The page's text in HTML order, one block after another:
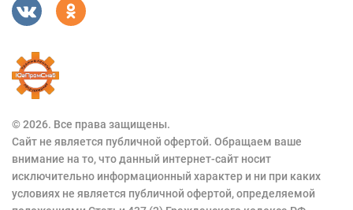
© 2026. Все права защищены.
Сайт не является публичной офертой. Обращаем ваше
внимание на то, что данный интернет-сайт носит
исключительно информационный характер и ни при каких
условиях не является публичной офертой, определяемой